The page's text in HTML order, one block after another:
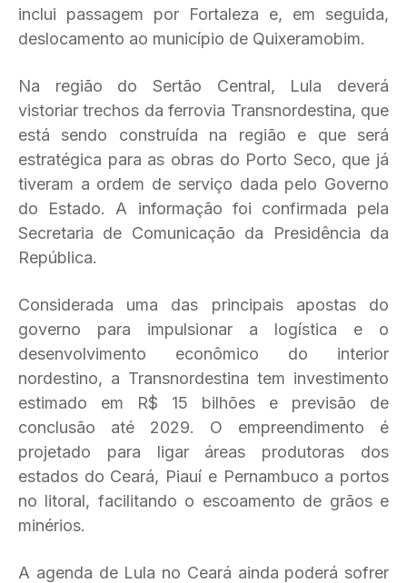
inclui passagem por Fortaleza e, em seguida,
deslocamento ao município de Quixeramobim.
Na região do Sertão Central, Lula deverá
vistoriar trechos da ferrovia Transnordestina, que
está sendo construída na região e que será
estratégica para as obras do Porto Seco, que já
tiveram a ordem de serviço dada pelo Governo
do Estado. A informação foi confirmada pela
Secretaria de Comunicação da Presidência da
República.
Considerada uma das principais apostas do
governo para impulsionar a logística e o
desenvolvimento econômico do interior
nordestino, a Transnordestina tem investimento
estimado em R$ 15 bilhões e previsão de
conclusão até 2029. O empreendimento é
projetado para ligar áreas produtoras dos
estados do Ceará, Piauí e Pernambuco a portos
no litoral, facilitando o escoamento de grãos e
minérios.
A agenda de Lula no Ceará ainda poderá sofrer